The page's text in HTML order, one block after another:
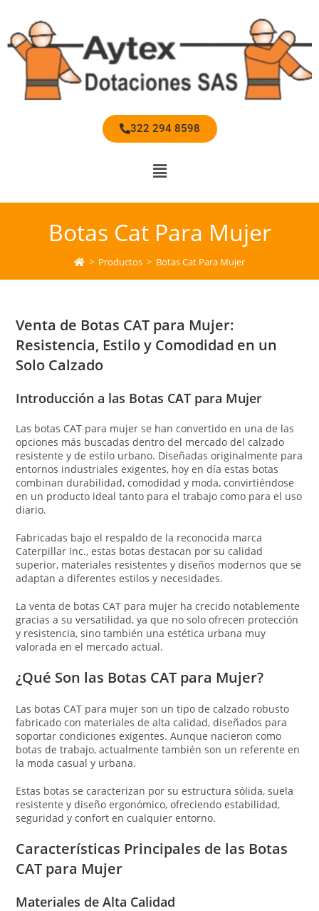
322 294 8598
Botas Cat Para Mujer
> Productos > Botas Cat Para Mujer
Venta de Botas CAT para Mujer:
Resistencia, Estilo y Comodidad en un
Solo Calzado
Introducción a las Botas CAT para Mujer
Las botas CAT para mujer se han convertido en una de las
opciones más buscadas dentro del mercado del calzado
resistente y de estilo urbano. Diseñadas originalmente para
entornos industriales exigentes, hoy en día estas botas
combinan durabilidad, comodidad y moda, convirtiéndose
en un producto ideal tanto para el trabajo como para el uso
diario.
Fabricadas bajo el respaldo de la reconocida marca
Caterpillar Inc., estas botas destacan por su calidad
superior, materiales resistentes y diseños modernos que se
adaptan a diferentes estilos y necesidades.
La venta de botas CAT para mujer ha crecido notablemente
gracias a su versatilidad, ya que no solo ofrecen protección
y resistencia, sino también una estética urbana muy
valorada en el mercado actual.
¿Qué Son las Botas CAT para Mujer?
Las botas CAT para mujer son un tipo de calzado robusto
fabricado con materiales de alta calidad, diseñados para
soportar condiciones exigentes. Aunque nacieron como
botas de trabajo, actualmente también son un referente en
la moda casual y urbana.
Estas botas se caracterizan por su estructura sólida, suela
resistente y diseño ergonómico, ofreciendo estabilidad,
seguridad y confort en cualquier entorno.
Características Principales de las Botas
CAT para Mujer
Materiales de Alta Calidad